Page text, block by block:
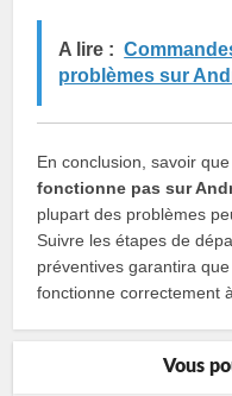
A lire :
problèmes sur
En conclusion, savoir que
fonctionne pas sur
plupart des problèmes
Suivre les étapes de
préventives garantira
fonctionne correctement à
Vous